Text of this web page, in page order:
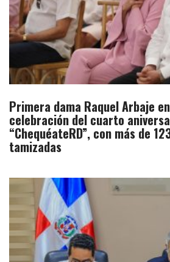
Primera dama Raquel Arbaje
celebración del cuarto
“ChequéateRD”, con más de
tamizadas